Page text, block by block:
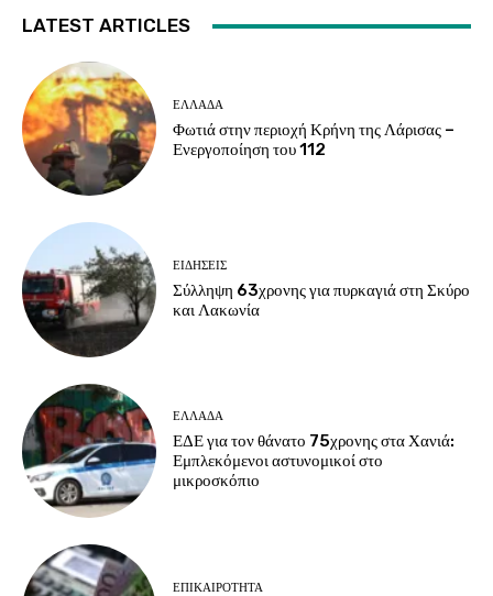
LATEST ARTICLES
ΕΛΛΑΔΑ
Φωτιά στην περιοχή Κρήνη της Λάρισας –
Ενεργοποίηση του 112
ΕΙΔΗΣΕΙΣ
Σύλληψη 63χρονης για πυρκαγιά στη Σκύρο
και Λακωνία
ΕΛΛΑΔΑ
ΕΔΕ για τον θάνατο 75χρονης στα Χανιά:
Εμπλεκόμενοι αστυνομικοί στο
μικροσκόπιο
ΕΠΙΚΑΙΡΟΤΗΤΑ